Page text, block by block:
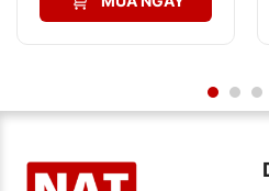
Porter
Theo khảo sát từ 300
thường.
2.184.000₫.